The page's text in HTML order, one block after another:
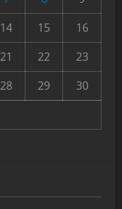
14 15
16
21 22
23
28 29
30